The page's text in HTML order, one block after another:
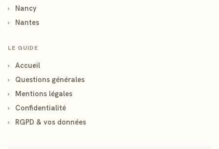
›
Nancy
›
Nantes
LE GUIDE
›
Accueil
›
Questions générales
›
Mentions légales
›
Confidentialité
›
RGPD & vos données